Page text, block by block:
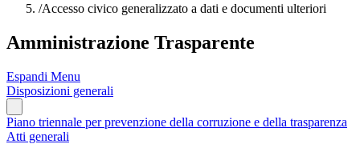
/Accesso civico generalizzato a dati e documenti ulteriori
Amministrazione Trasparente
Espandi Menu
Disposizioni generali
Piano triennale per prevenzione della corruzione e della trasparenza
Atti generali